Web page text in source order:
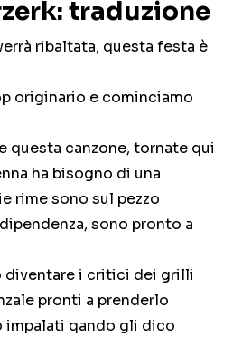
traduzione
ribaltata, questa festa è
originario e cominciamo
questa canzone, tornate qui
ha bisogno di una
rime sono sul pezzo
sono pronto a
diventare i critici dei grilli
pronti a prenderlo
impalati qando gli dico